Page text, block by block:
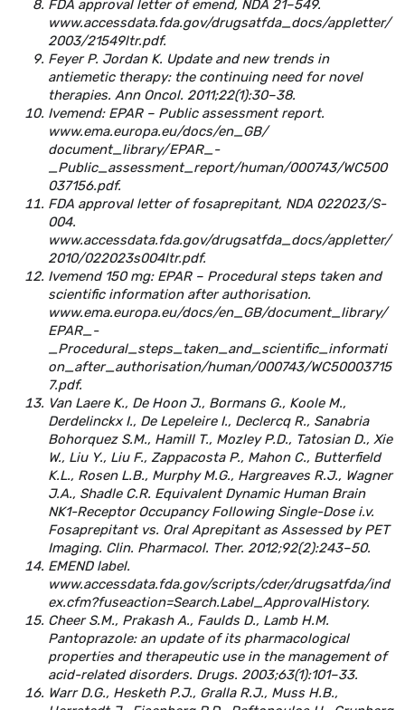
FDA approval letter of emend, NDA 21–549.
www.accessdata.fda.gov/drugsatfda_docs/appletter/
2003/21549ltr.pdf.
Feyer P. Jordan K. Update and new trends in
antiemetic therapy: the continuing need for novel
therapies. Ann Oncol. 2011;22(1):30–38.
Ivemend: EPAR – Public assessment report.
www.ema.europa.eu/docs/en_GB/
document_library/EPAR_-
_Public_assessment_report/human/000743/WC500
037156.pdf.
FDA approval letter of fosaprepitant, NDA 022023/S-
004.
www.accessdata.fda.gov/drugsatfda_docs/appletter/
2010/022023s004ltr.pdf.
Ivemend 150 mg: EPAR – Procedural steps taken and
scientific information after authorisation.
www.ema.europa.eu/docs/en_GB/document_library/
EPAR_-
_Procedural_steps_taken_and_scientific_informati
on_after_authorisation/human/000743/WC50003715
7.pdf.
Van Laere K., De Hoon J., Bormans G., Koole M.,
Derdelinckx I., De Lepeleire I., Declercq R., Sanabria
Bohorquez S.M., Hamill T., Mozley P.D., Tatosian D., Xie
W., Liu Y., Liu F., Zappacosta P., Mahon C., Butterfield
K.L., Rosen L.B., Murphy M.G., Hargreaves R.J., Wagner
J.A., Shadle C.R. Equivalent Dynamic Human Brain
NK1-Receptor Occupancy Following Single-Dose i.v.
Fosaprepitant vs. Oral Aprepitant as Assessed by PET
Imaging. Clin. Pharmacol. Ther. 2012;92(2):243–50.
EMEND label.
www.accessdata.fda.gov/scripts/cder/drugsatfda/ind
ex.cfm?fuseaction=Search.Label_ApprovalHistory.
Cheer S.M., Prakash A., Faulds D., Lamb H.M.
Pantoprazole: an update of its pharmacological
properties and therapeutic use in the management of
acid-related disorders. Drugs. 2003;63(1):101–33.
Warr D.G., Hesketh P.J., Gralla R.J., Muss H.B.,